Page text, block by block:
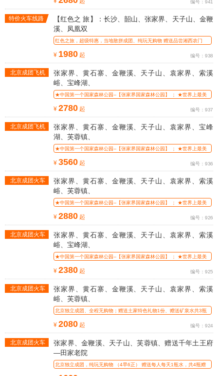
编号：941
特价火车线路
【红色之 旅】：长沙、韶山、张家界、天子山、金鞭
溪、凤凰双
红色之旅，超级特惠，当地散拼成团、纯玩无购物 赠送品尝湘西农门
¥ 1980 起 编号：938
北京成团飞机
张家界、黄石寨、金鞭溪、天子山、袁家界、索溪
峪、宝峰湖、
★中国第一个国家森林公园--【张家界国家森林公园】 ； ★世界上最美
¥ 2780 起 编号：937
北京成团飞机
张家界、黄石寨、金鞭溪、天子山、袁家界、宝峰
湖、芙蓉镇、
★中国第一个国家森林公园--【张家界国家森林公园】 ； ★世界上最美
¥ 3560 起 编号：936
北京成团火车
张家界、黄石寨、金鞭溪、天子山、袁家界、索溪
峪、芙蓉镇、
★中国第一个国家森林公园--【张家界国家森林公园】 ； ★世界上最美
¥ 2880 起 编号：926
北京成团火车
张家界、黄石寨、金鞭溪、天子山、袁家界、索溪
峪、宝峰湖、
★中国第一个国家森林公园--【张家界国家森林公园】 ； ★世界上最美
¥ 2380 起 编号：925
北京成团火车
张家界、黄石寨、金鞭溪、天子山、袁家界、索溪
峪、芙蓉镇、
北京独立成团、全程无购物；赠送土家特色礼物1份、赠送矿泉水共3瓶
¥ 2080 起 编号：924
北京成团火车
张家界、金鞭溪、天子山、芙蓉镇、赠送千年土王府
—田家老院
北京独立成团，纯玩无购物 （4早6正） 赠送每人每天1瓶水，共4瓶赠